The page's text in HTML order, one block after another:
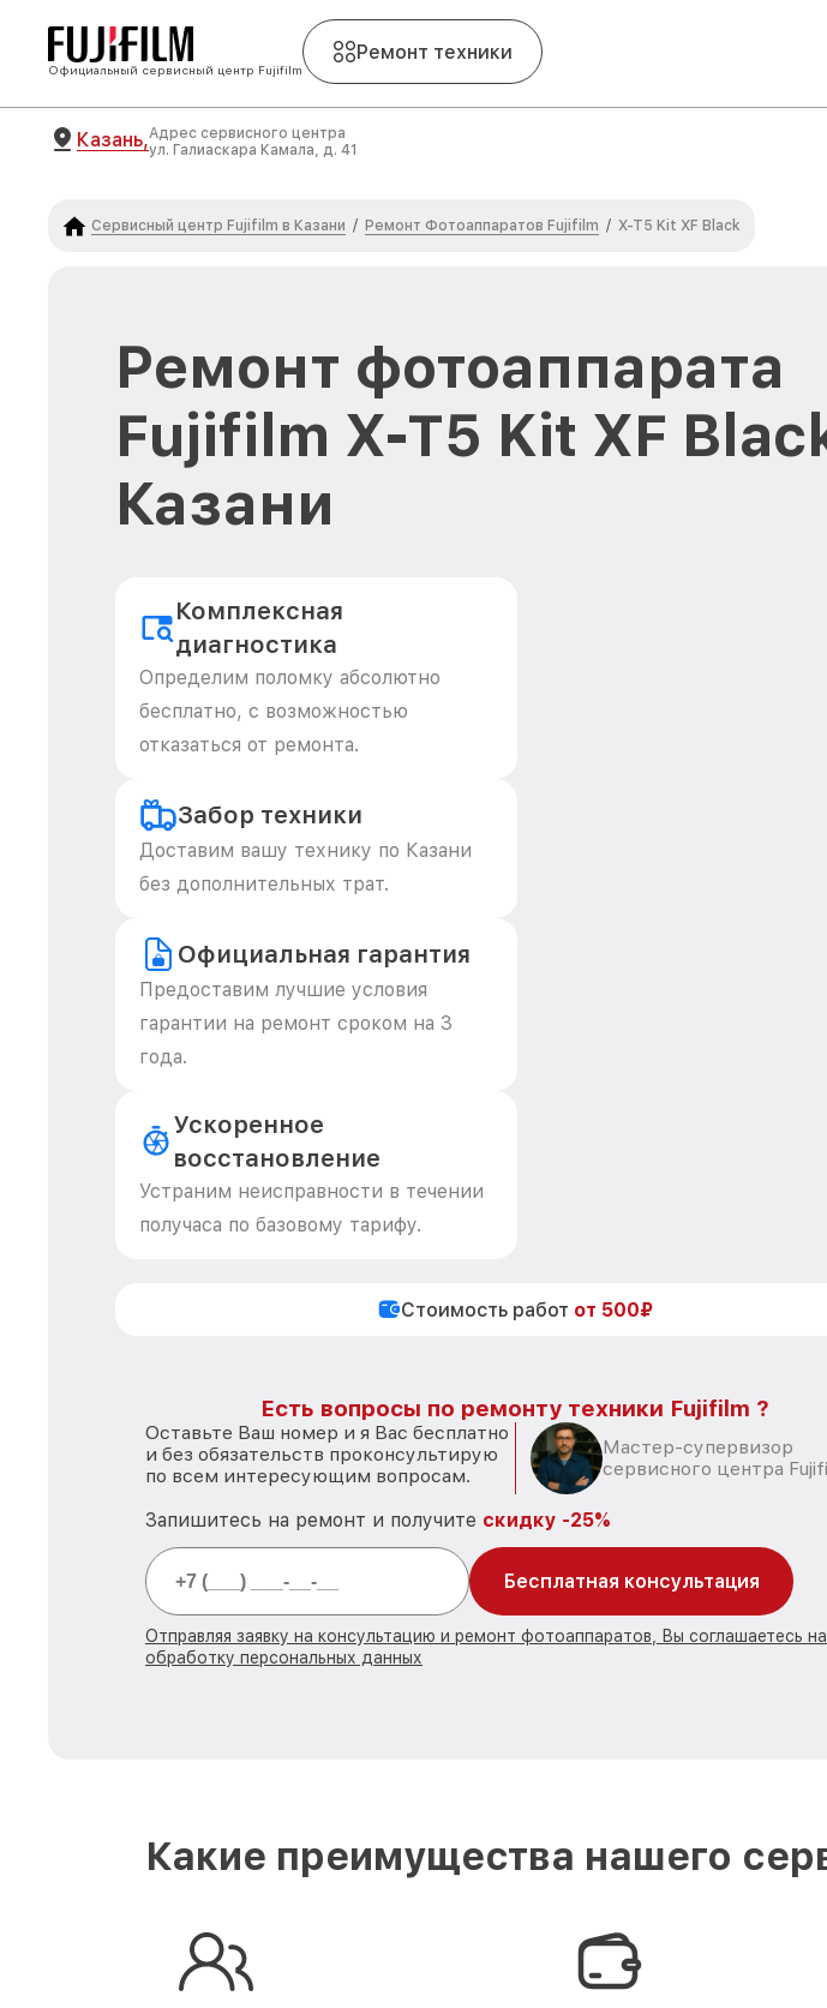
Официальный сервисный центр Fujifilm
Ремонт техники
Казань,Адрес сервисного центра
ул. Галиаскара Камала, д. 41
Сервисный центр Fujifilm в Казани / Ремонт Фотоаппаратов Fujifilm / X-T5 Kit XF Black
Ремонт фотоаппарата
Fujifilm X-T5 Kit XF
Казани
Комплексная
диагностика
Определим поломку абсолютно
бесплатно, с возможностью
отказаться от ремонта.
Забор техники
Доставим вашу технику по Казани
без дополнительных трат.
Официальная гарантия
Предоставим лучшие условия
гарантии на ремонт сроком на 3
года.
Ускоренное
восстановление
Устраним неисправности в течении
получаса по базовому тарифу.
Стоимость работ от 500₽
Есть вопросы по ремонту техники Fujifilm ?
Оставьте Ваш номер и я Вас бесплатно
и без обязательств проконсультирую
по всем интересующим вопросам.
Мастер-супервизор
сервисного центра
Запишитесь на ремонт и получите скидку -25%
Бесплатная консультация
Отправляя заявку на консультацию и ремонт фотоаппаратов, Вы соглашаетесь на
обработку персональных данных
Какие преимущества нашего